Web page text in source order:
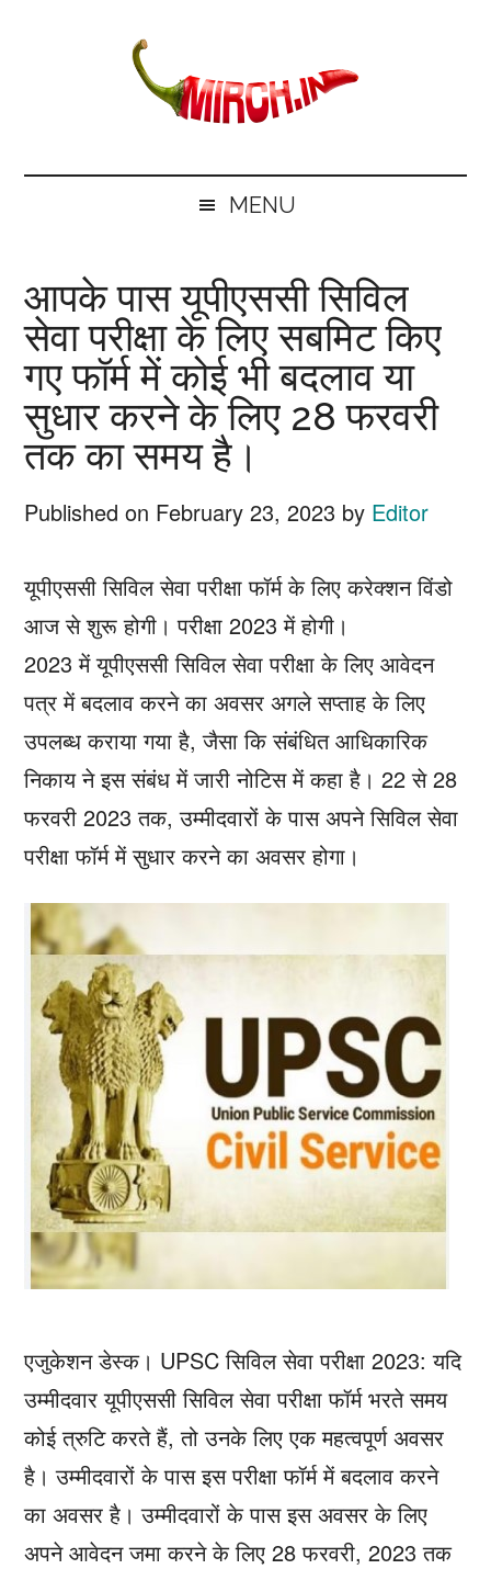
mirch.in
Hindi
MENU
आपके पास यूपीएससी सिविल
सेवा परीक्षा के लिए सबमिट किए
गए फॉर्म में कोई भी बदलाव या
सुधार करने के लिए 28 फरवरी
तक का समय है।
Published on February 23, 2023 by Editor
यूपीएससी सिविल सेवा परीक्षा फॉर्म के लिए करेक्शन विंडो
आज से शुरू होगी। परीक्षा 2023 में होगी।
2023 में यूपीएससी सिविल सेवा परीक्षा के लिए आवेदन
पत्र में बदलाव करने का अवसर अगले सप्ताह के लिए
उपलब्ध कराया गया है, जैसा कि संबंधित आधिकारिक
निकाय ने इस संबंध में जारी नोटिस में कहा है। 22 से 28
फरवरी 2023 तक, उम्मीदवारों के पास अपने सिविल सेवा
परीक्षा फॉर्म में सुधार करने का अवसर होगा।
एजुकेशन डेस्क। UPSC सिविल सेवा परीक्षा 2023: यदि
उम्मीदवार यूपीएससी सिविल सेवा परीक्षा फॉर्म भरते समय
कोई त्रुटि करते हैं, तो उनके लिए एक महत्वपूर्ण अवसर
है। उम्मीदवारों के पास इस परीक्षा फॉर्म में बदलाव करने
का अवसर है। उम्मीदवारों के पास इस अवसर के लिए
अपने आवेदन जमा करने के लिए 28 फरवरी, 2023 तक